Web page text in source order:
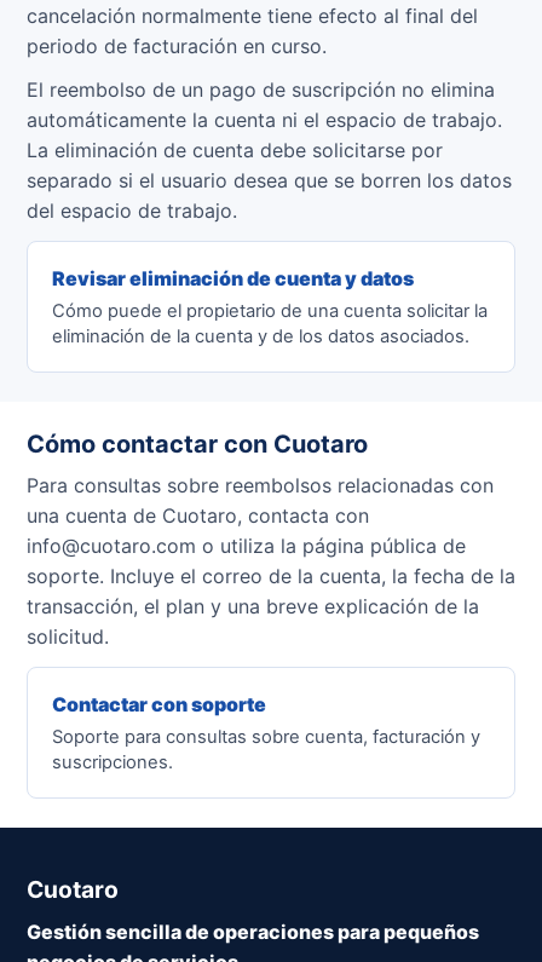
cancelación normalmente tiene efecto al final del
periodo de facturación en curso.
El reembolso de un pago de suscripción no elimina
automáticamente la cuenta ni el espacio de trabajo.
La eliminación de cuenta debe solicitarse por
separado si el usuario desea que se borren los datos
del espacio de trabajo.
Revisar eliminación de cuenta y datos
Cómo puede el propietario de una cuenta solicitar la
eliminación de la cuenta y de los datos asociados.
Cómo contactar con Cuotaro
Para consultas sobre reembolsos relacionadas con
una cuenta de Cuotaro, contacta con
info@cuotaro.com o utiliza la página pública de
soporte. Incluye el correo de la cuenta, la fecha de la
transacción, el plan y una breve explicación de la
solicitud.
Contactar con soporte
Soporte para consultas sobre cuenta, facturación y
suscripciones.
Cuotaro
Gestión sencilla de operaciones para pequeños